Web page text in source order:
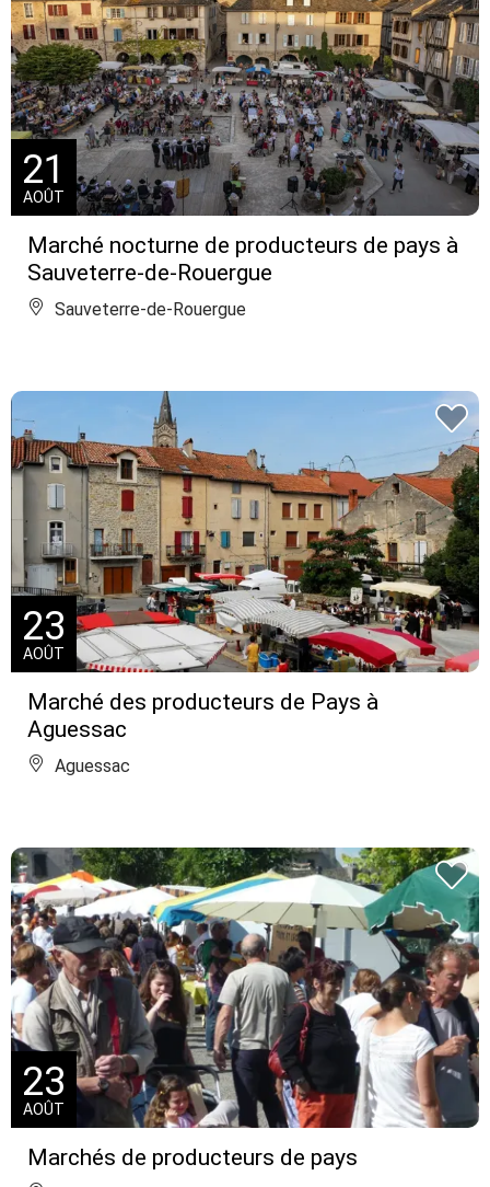
Marché nocturne de producteurs de pays à
Sauveterre-de-Rouergue
21
AOÛT
Sauveterre-de-Rouergue
Marché des producteurs de Pays à
Aguessac
23
AOÛT
Aguessac
Marchés de producteurs de pays
23
AOÛT